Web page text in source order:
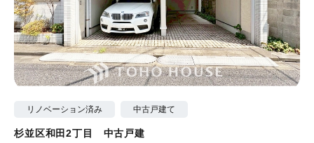
リノベーション済み 中古戸建て
杉並区和田2丁目 中古戸建